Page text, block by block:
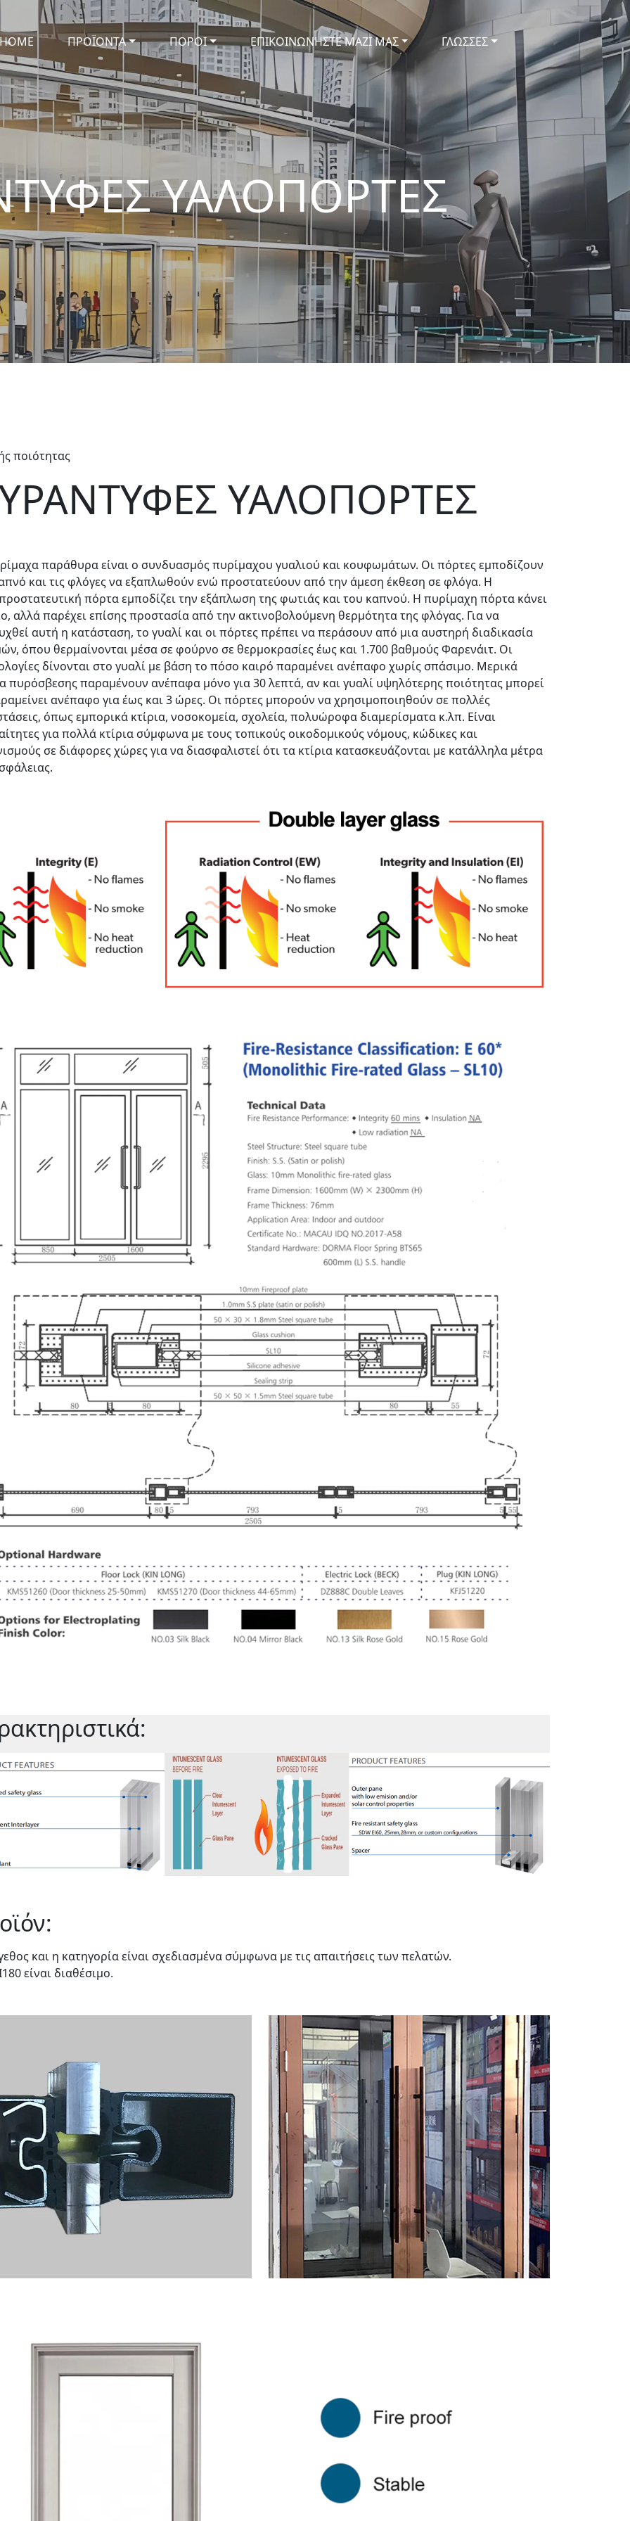
HOME ΠΡΟΪΟΝΤΑ ΠΟΡΟΙ ΕΠΙΚΟΙΝΩΝΗΣΤΕ ΜΑΖΙ ΜΑΣ ΓΛΩΣΣΕΣ
ΥΑΛΟΠΟΡΤΕΣ
ποιότητας
ΥΑΛΟΠΟΡΤΕΣ
παράθυρα είναι ο συνδυασμός πυρίμαχου γυαλιού και κουφωμάτων. Οι πόρτες εμποδίζουν
και τις φλόγες να εξαπλωθούν ενώ προστατεύουν από την άμεση έκθεση σε φλόγα. Η
πόρτα εμποδίζει την εξάπλωση της φωτιάς και του καπνού. Η πυρίμαχη πόρτα κάνει
αλλά παρέχει επίσης προστασία από την ακτινοβολούμενη θερμότητα της φλόγας. Για να
αυτή η κατάσταση, το γυαλί και οι πόρτες πρέπει να περάσουν από μια αυστηρή διαδικασία
όπου θερμαίνονται μέσα σε φούρνο σε θερμοκρασίες έως και 1.700 βαθμούς Φαρενάιτ. Οι
δίνονται στο γυαλί με βάση το πόσο καιρό παραμένει ανέπαφο χωρίς σπάσιμο. Μερικά
πυρόσβεσης παραμένουν ανέπαφα μόνο για 30 λεπτά, αν και γυαλί υψηλότερης ποιότητας μπορεί
ανέπαφο για έως και 3 ώρες. Οι πόρτες μπορούν να χρησιμοποιηθούν σε πολλές
όπως εμπορικά κτίρια, νοσοκομεία, σχολεία, πολυώροφα διαμερίσματα κ.λπ. Είναι
για πολλά κτίρια σύμφωνα με τους τοπικούς οικοδομικούς νόμους, κώδικες και
σε διάφορες χώρες για να διασφαλιστεί ότι τα κτίρια κατασκευάζονται με κατάλληλα μέτρα
και η κατηγορία είναι σχεδιασμένα σύμφωνα με τις απαιτήσεις των πελατών.
είναι διαθέσιμο.